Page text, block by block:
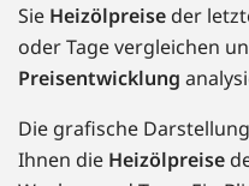
Sie Heizölpreise der
oder Tage vergleichen
Preisentwicklung
Die grafische
Ihnen die Heizölpreise